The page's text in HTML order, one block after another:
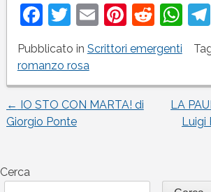
Facebook
Twitter
Email
Pubblicato in Scrittori emergenti
romanzo rosa
Navigazione
← IO STO CON MARTA! di
Giorgio Ponte
LA
Luigi
Cerca